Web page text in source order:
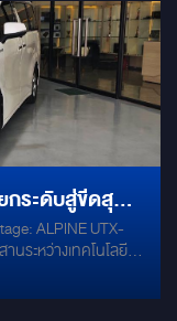
วยแอมป์ DSP
บกวน ด้วยแดมป์
ผู้เชี่ยวชาญ มั่นใจได้ว่า
มาตรฐาน -------
FOCAL PS 165 FXE
165 FXE
M-1000 (Spare-
Sound
กระดับสู่ขีดสุด
พลังดิจิทัล
UP X3-
ALPINE UTX-
Toyota Alphard คัน